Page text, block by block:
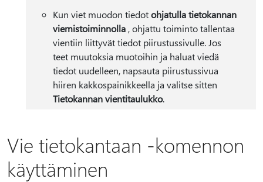
Kun viet muodon tiedotohjatulla tietokannan
viemistoiminnolla, ohjattu toiminto tallentaa
vientiin liittyvät tiedot piirustussivulle. Jos
teet muutoksia muotoihin ja haluat viedä
tiedot uudelleen, napsauta piirustussivua
hiiren kakkospainikkeella ja valitse sitten
Tietokannan vientitaulukko.
Vie tietokantaan -komennon
käyttäminen